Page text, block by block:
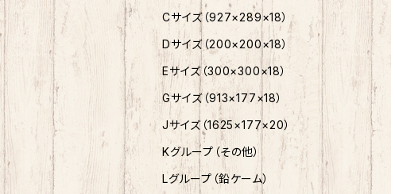
Cサイズ（927×289×18）
Dサイズ（200×200×18）
Eサイズ（300×300×18）
Gサイズ（913×177×18）
Jサイズ（1625×177×20）
Kグループ（その他）
Lグループ（鉛ケーム）